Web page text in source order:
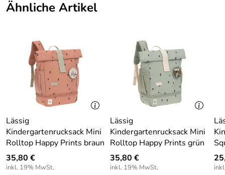
einen Reißverschluss öffnen.
Er verfügt über eine Trageschlaufe.
Auf beiden Seiten gibt es Seitentaschen.
Der Boden ist verstärkt.
Die Schultergurte sind gepolstert und verstellbar.
Für zusätzliche Sicherheit wurden sie mit Reflektoren
ausgestattet.
Der Brustgurt ist verstellbar.
Farbe:
Blau
Ähnliche Artikel
Lässig
Kindergartenrucksack Mini
Rolltop Happy Prints braun
35,80 €
inkl. 19% MwSt.
Lässig
Kindergartenrucksack Mini
Rolltop Happy Prints grün
35,80 €
inkl. 19% MwSt.